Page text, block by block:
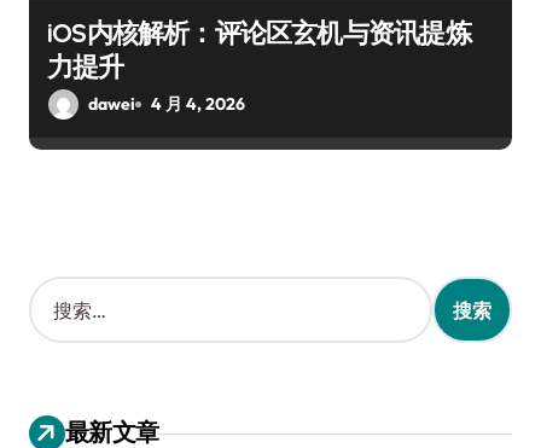
iOS内核解析：评论区玄机与资讯提炼
力提升
dawei 4 月 4, 2026
搜
索
：
最新文章